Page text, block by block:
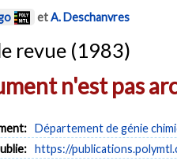
etA. Deschanvres
revue (1983)
n'est pas
Département de génie
https://